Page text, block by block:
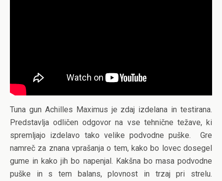
Tuna gun Achilles Maximus je zdaj izdelana in testirana.
Predstavlja odličen odgovor na vse tehnične težave, ki
spremljajo izdelavo tako velike podvodne puške. Gre
namreč za znana vprašanja o tem, kako bo lovec dosegel
gume in kako jih bo napenjal. Kakšna bo masa podvodne
puške in s tem balans, plovnost in trzaj pri strelu.